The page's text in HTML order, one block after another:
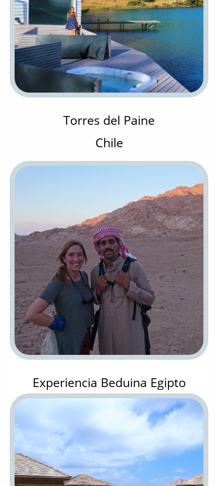
Torres del Paine
Chile
Experiencia Beduina Egipto